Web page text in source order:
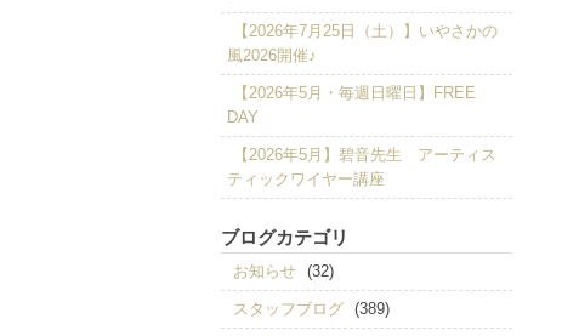
【2026年7月25日（土）】いやさかの
風2026開催♪
【2026年5月・毎週日曜日】FREE
DAY
【2026年5月】碧音先生 アーティス
ティックワイヤー講座
ブログカテゴリ
お知らせ (32)
スタッフブログ (389)